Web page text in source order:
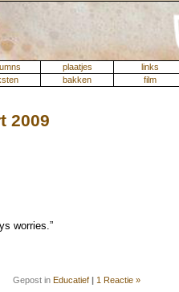
plaatjes links
bakken film
2009
worries.”
Gepost in Educatief 1 Reactie »